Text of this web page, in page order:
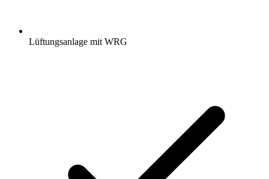
Lüftungsanlage mit WRG